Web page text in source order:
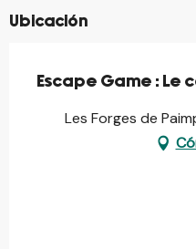
Ubicación
Escape Game :
Les Forges de